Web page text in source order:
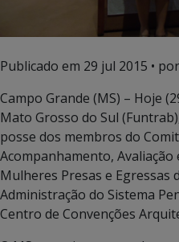
Publicado em 29 jul 2015 •
Campo Grande (MS) – Hoje
Mato Grosso do Sul
posse dos membros do
Acompanhamento,
Mulheres Presas e Egressas
Administração do Sistema
Centro de Convenções